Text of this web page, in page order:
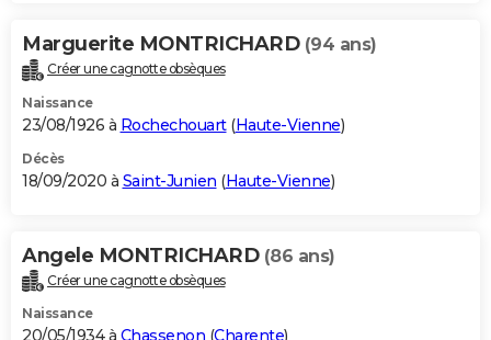
Marguerite MONTRICHARD (94 ans)
Créer une cagnotte obsèques
Naissance
23/08/1926 à Rochechouart(Haute-Vienne)
Décès
18/09/2020 à Saint-Junien (Haute-Vienne)
Angele MONTRICHARD (86 ans)
Créer une cagnotte obsèques
Naissance